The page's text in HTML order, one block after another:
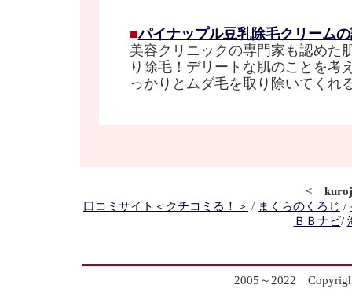
■パイナップル豆乳除毛クリーム
美容クリニックの専門家も認めた
り除毛！デリートな肌のことを考
っかりとムダ毛を取り除いてくれ
<
口コミサイト＜クチコミる！＞ / まくらのくろじ /
ＢＢナビ/
2005～2022